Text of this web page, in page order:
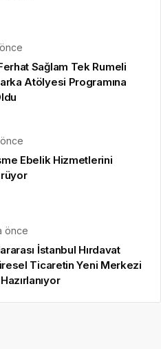
Sağlam Tek Rumeli
Atölyesi Programına
Ebelik Hizmetlerini
önce
İstanbul Hırdavat
Ticaretin Yeni Merkezi